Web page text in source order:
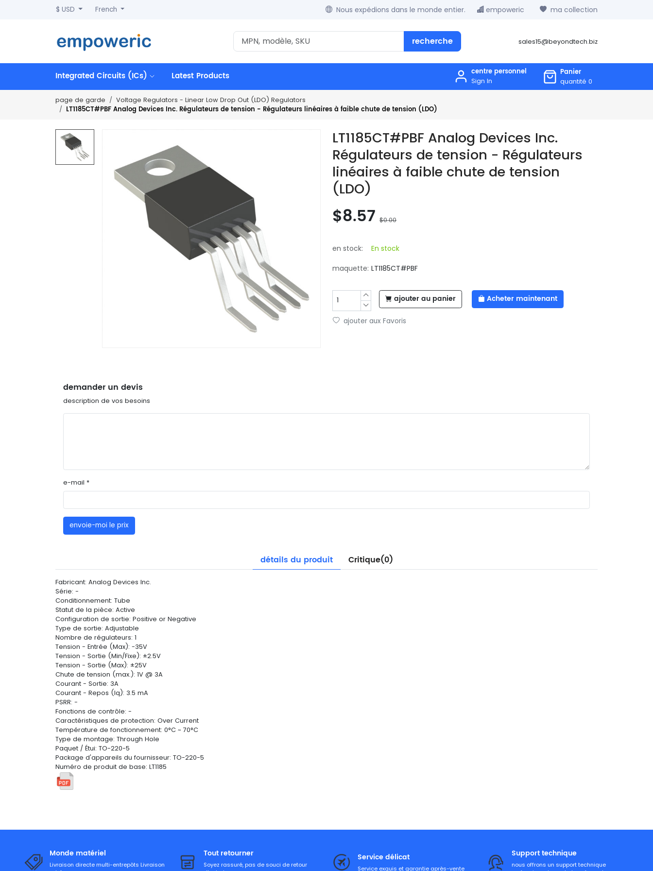
$ USD French Nous expédions dans le monde entier. empoweric ma collection
recherche sales15@beyondtech.biz
Integrated Circuits (ICs) Latest Products centre personnel
Sign In
Panier
quantité 0
page de garde Voltage Regulators - Linear Low Drop Out (LDO) Regulators
LT1185CT#PBF Analog Devices Inc. Régulateurs de tension - Régulateurs linéaires à faible chute de tension (LDO)
LT1185CT#PBF Analog Devices Inc.
Régulateurs de tension - Régulateurs
linéaires à faible chute de tension
(LDO)
$8.57 $0.00
en stock: En stock
maquette: LT1185CT#PBF
ajouter au panier Acheter maintenant
ajouter aux Favoris
demander un devis
description de vos besoins
e-mail *
envoie-moi le prix
détails du produit Critique(0)
Fabricant: Analog Devices Inc.
Série: -
Conditionnement: Tube
Statut de la pièce: Active
Configuration de sortie: Positive or Negative
Type de sortie: Adjustable
Nombre de régulateurs: 1
Tension - Entrée (Max): -35V
Tension - Sortie (Min/Fixe): ±2.5V
Tension - Sortie (Max): ±25V
Chute de tension (max.): 1V @ 3A
Courant - Sortie: 3A
Courant - Repos (Iq): 3.5 mA
PSRR: -
Fonctions de contrôle: -
Caractéristiques de protection: Over Current
Température de fonctionnement: 0°C ~ 70°C
Type de montage: Through Hole
Paquet / Étui: TO-220-5
Package d'appareils du fournisseur: TO-220-5
Numéro de produit de base: LT1185
Monde matériel
Livraison directe multi-entrepôts Livraison
Tout retourner
Soyez rassuré, pas de souci de retour
Service délicat
Service exquis et garantie après-vente
Support technique
nous offrons un support technique